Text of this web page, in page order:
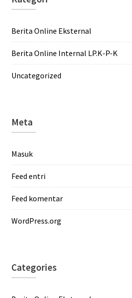
Berita Online Eksternal
Berita Online Internal LP.K-P-K
Uncategorized
Meta
Masuk
Feed entri
Feed komentar
WordPress.org
Categories